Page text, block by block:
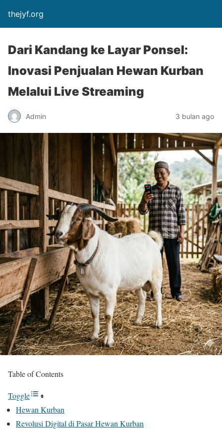
thejyf.org
Dari Kandang ke Layar Ponsel:
Inovasi Penjualan Hewan Kurban
Melalui Live Streaming
Admin 3 bulan ago
Table of Contents
Toggle
Hewan Kurban
Revolusi Digital di Pasar Hewan Kurban